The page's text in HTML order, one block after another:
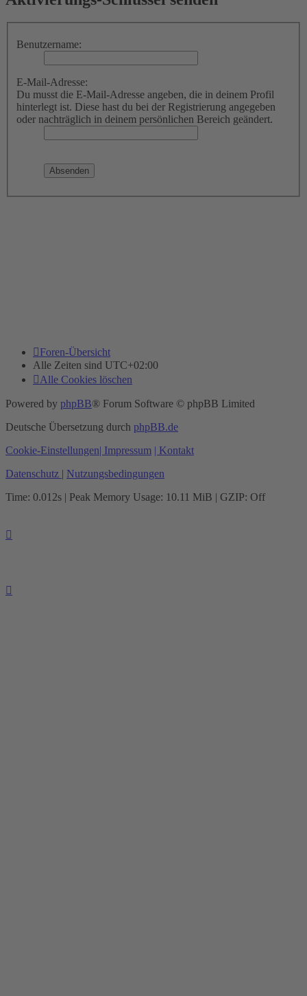
Benutzername:
E-Mail-Adresse:
Du musst die E-Mail-Adresse angeben, die in deinem Profil
hinterlegt ist. Diese hast du bei der Registrierung angegeben
oder nachträglich in deinem persönlichen Bereich geändert.
Foren-Übersicht
Alle Zeiten sind UTC+02:00
Alle Cookies löschen
Powered by phpBB® Forum Software © phpBB Limited
Deutsche Übersetzung durch phpBB.de
Cookie-Einstellungen| Impressum | Kontakt
Datenschutz | Nutzungsbedingungen
Time: 0.012s | Peak Memory Usage: 10.11 MiB | GZIP: Off